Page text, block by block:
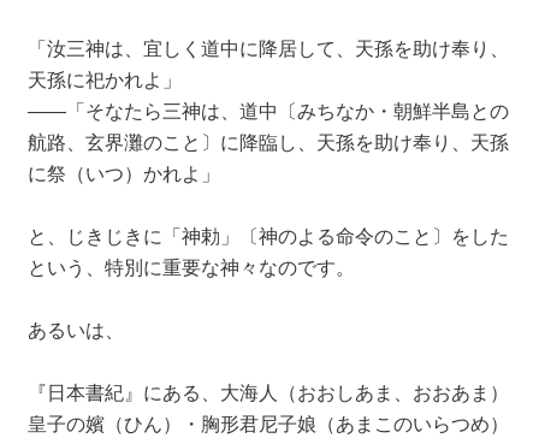
「汝三神は、宜しく道中に降居して、天孫を助け奉り、
天孫に祀かれよ」
――「そなたら三神は、道中〔みちなか・朝鮮半島との
航路、玄界灘のこと〕に降臨し、天孫を助け奉り、天孫
に祭（いつ）かれよ」
と、じきじきに「神勅」〔神のよる命令のこと〕をした
という、特別に重要な神々なのです。
あるいは、
『日本書紀』にある、大海人（おおしあま、おおあま）
皇子の嬪（ひん）・胸形君尼子娘（あまこのいらつめ）